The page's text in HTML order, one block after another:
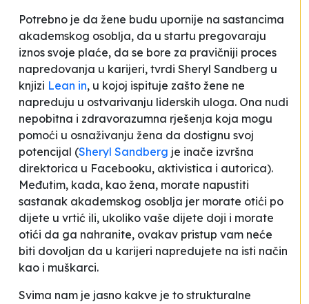
Potrebno je da žene budu upornije na sastancima
akademskog osoblja, da u startu pregovaraju
iznos svoje plaće, da se bore za pravičniji proces
napredovanja u karijeri, tvrdi Sheryl Sandberg u
knjizi Lean in, u kojoj ispituje zašto žene ne
napreduju u ostvarivanju liderskih uloga. Ona nudi
nepobitna i zdravorazumna rješenja koja mogu
pomoći u osnaživanju žena da dostignu svoj
potencijal (Sheryl Sandberg je inače izvršna
direktorica u Facebooku, aktivistica i autorica).
Međutim, kada, kao žena, morate napustiti
sastanak akademskog osoblja jer morate otići po
dijete u vrtić ili, ukoliko vaše dijete doji i morate
otići da ga nahranite, ovakav pristup vam neće
biti dovoljan da u karijeri napredujete na isti način
kao i muškarci.
Svima nam je jasno kakve je to strukturalne